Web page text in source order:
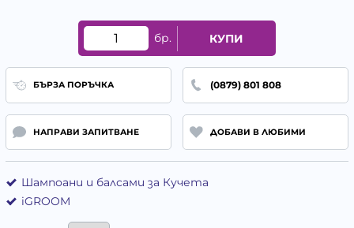
бр. КУПИ
БЪРЗА ПОРЪЧКА (0879) 801 808
НАПРАВИ ЗАПИТВАНЕ ДОБАВИ В ЛЮБИМИ
Шампоани и балсами за Кучета
iGROOM